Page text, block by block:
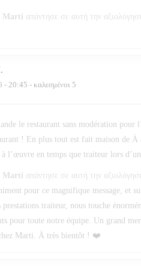
Marti απάντησε σε αυτή την
- 20:45 - καλεσμένοι 5
le restaurant sans modération
! En plus tout est fait maison de À
l’œuvre en temps que traiteur lors
Marti απάντησε σε αυτή την
pour ce magnifique message, et
prestations traiteur, nous touche
pour toute notre équipe. Un grand
Marti. À très bientôt ! ❤️